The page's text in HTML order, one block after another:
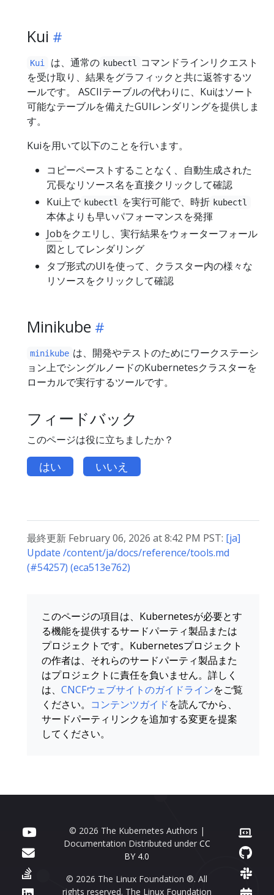
Kui
Kui は、通常の kubectl
コマンドラインリクエスト
を受け取り、結果をグラフィックと共に返答するツ
ールです。 ASCIIテーブルの代わりに、Kuiはソート
可能なテーブルを備えたGUIレンダリングを提供しま
す。
Kuiを用いて以下のことを行います。
コピーペーストすることなく、自動生成された
冗長なリソース名を直接クリックして確認
Kui上で kubectl を実行可能で、時折 kubectl
本体よりも早いパフォーマンスを発揮
Jobをクエリし、実行結果をウォーターフォール
図としてレンダリング
タブ形式のUIを使って、クラスター内の様々な
リソースをクリックして確認
Minikube
minikube は、開発やテストのためにワークステーシ
ョン上でシングルノードのKubernetesクラスターを
ローカルで実行するツールです。
フィードバック
このページは役に立ちましたか？
はい いいえ
最終更新 February 06, 2026 at 8:42 PM PST: [ja]
Update /content/ja/docs/reference/tools.md
(#54257) (eca513e762)
このページの項目は、Kubernetesが必要とす
る機能を提供するサードパーティ製品または
プロジェクトです。Kubernetesプロジェクト
の作者は、それらのサードパーティ製品また
はプロジェクトに責任を負いません。詳しく
は、 CNCFウェブサイトのガイドラインをご覧
ください。 コンテンツガイドを読んでから、
サードパーティリンクを追加する変更を提案
してください。
© 2026 The Kubernetes Authors |
Documentation Distributed under CC
BY 4.0
© 2026 The Linux Foundation ®. All
rights reserved. The Linux Foundation